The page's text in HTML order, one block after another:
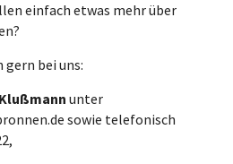
einfach etwas mehr über
gern bei uns:
unter
sowie telefonisch